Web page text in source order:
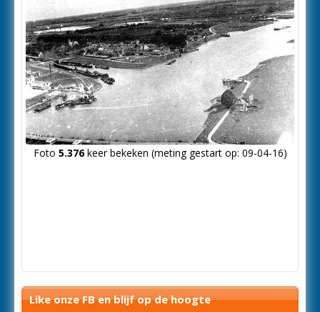
Foto 5.376keer bekeken (meting gestart op: 09-04-16)
Like onze FB en blijf op de hoogte